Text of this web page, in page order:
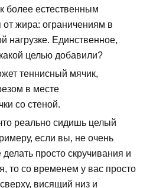
более естественным
жира: ограничениям в
нагрузке. Единственное,
целью добавили?
теннисный мячик,
в месте
со стеной.
реально сидишь целый
если вы, не очень
просто скручивания и
то со временем у вас просто
висящий низ и